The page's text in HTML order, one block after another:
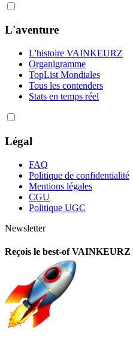
L'aventure
L'histoire VAINKEURZ
Organigramme
TopList Mondiales
Tous les contenders
Stats en temps réel
Légal
FAQ
Politique de confidentialité
Mentions légales
CGU
Politique UGC
Newsletter
Reçois le best-of VAINKEURZ